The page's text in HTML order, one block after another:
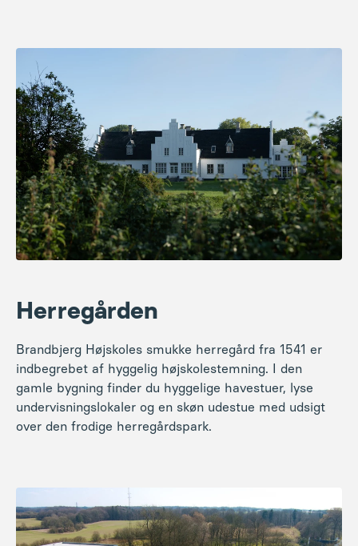
Herregården
Brandbjerg Højskoles smukke herregård fra 1541 er
indbegrebet af hyggelig højskolestemning. I den
gamle bygning finder du hyggelige havestuer, lyse
undervisningslokaler og en skøn udestue med udsigt
over den frodige herregårdspark.